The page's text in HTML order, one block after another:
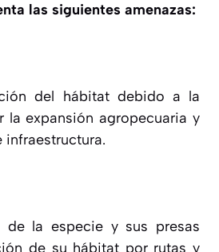
las siguientes amenazas:
del hábitat debido a la
la expansión agropecuaria y
infraestructura.
de la especie y sus presas
de su hábitat por rutas y